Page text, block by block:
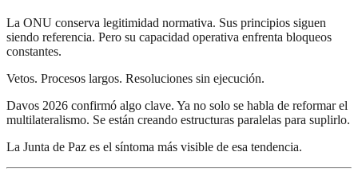
La ONU conserva legitimidad normativa. Sus principios siguen
siendo referencia. Pero su capacidad operativa enfrenta bloqueos
constantes.
Vetos. Procesos largos. Resoluciones sin ejecución.
Davos 2026 confirmó algo clave. Ya no solo se habla de reformar el
multilateralismo. Se están creando estructuras paralelas para suplirlo.
La Junta de Paz es el síntoma más visible de esa tendencia.